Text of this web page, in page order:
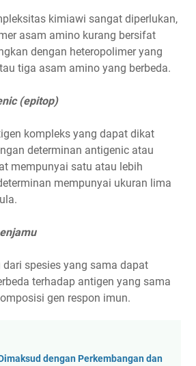
kimiawi sangat diperlukan,
asam amino kurang bersifat
dengan heteropolimer yang
tiga asam amino yang berbeda.
(epitop)
kompleks yang dapat dikat
determinan antigenic atau
mempunyai satu atau lebih
mempunyai ukuran lima
spesies yang sama dapat
terhadap antigen yang sama
gen respon imun.
dengan Perkembangan dan